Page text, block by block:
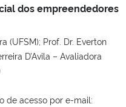
dos empreendedores
(UFSM); Prof. Dr. Everton
D’Avila – Avaliadora
de acesso por e-mail: